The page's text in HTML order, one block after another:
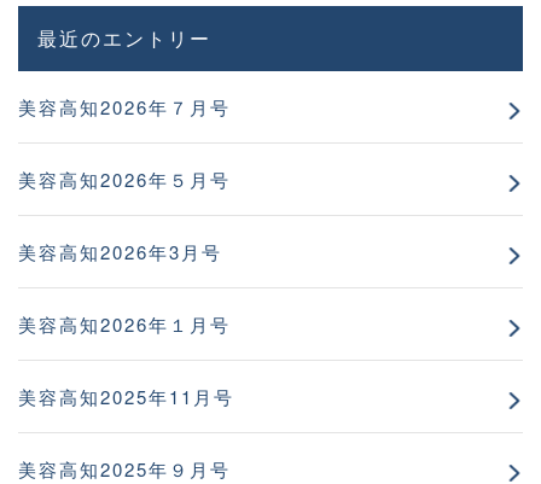
最近のエントリー
美容高知2026年７月号
美容高知2026年５月号
美容高知2026年3月号
美容高知2026年１月号
美容高知2025年11月号
美容高知2025年９月号